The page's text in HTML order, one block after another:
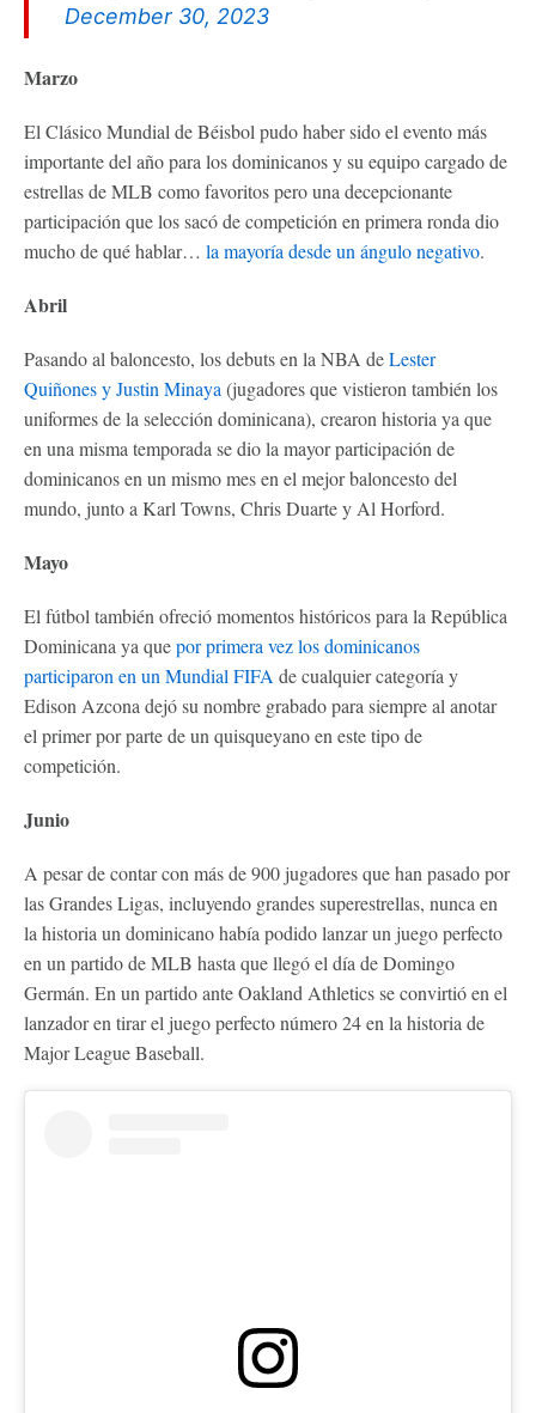
December 30, 2023
Marzo
El Clásico Mundial de Béisbol pudo haber sido el evento más
importante del año para los dominicanos y su equipo cargado de
estrellas de MLB como favoritos pero una decepcionante
participación que los sacó de competición en primera ronda dio
mucho de qué hablar… la mayoría desde un ángulo negativo.
Abril
Pasando al baloncesto, los debuts en la NBA deLester
Quiñones y Justin Minaya (jugadores que vistieron también los
uniformes de la selección dominicana), crearon historia ya que
en una misma temporada se dio la mayor participación de
dominicanos en un mismo mes en el mejor baloncesto del
mundo, junto a Karl Towns, Chris Duarte y Al Horford.
Mayo
El fútbol también ofreció momentos históricos para la República
Dominicana ya quepor primera vez los dominicanos
participaron en un Mundial FIFA de cualquier categoría y
Edison Azcona dejó su nombre grabado para siempre al anotar
el primer por parte de un quisqueyano en este tipo de
competición.
Junio
A pesar de contar con más de 900 jugadores que han pasado por
las Grandes Ligas, incluyendo grandes superestrellas, nunca en
la historia un dominicano había podido lanzar un juego perfecto
en un partido de MLB hasta que llegó el día de Domingo
Germán. En un partido ante Oakland Athletics se convirtió en el
lanzador en tirar el juego perfecto número 24 en la historia de
Major League Baseball.